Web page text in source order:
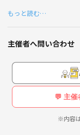
まずは一通り打てるよ
ります。
また、初心者🔰に麻雀
方のご参加も歓迎です。
禁煙、禁酒、賭けなし
もっと読む…
主催者へ問い合わせ
💬 主催
※内容